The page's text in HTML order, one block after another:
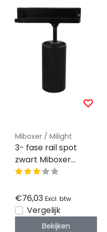
Miboxer / Milight
3- fase rail spot
zwart Miboxer
tracklight RGB+CCT
€76,03 Excl. btw
Vergelijk
Bekijken